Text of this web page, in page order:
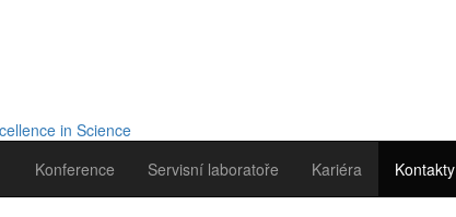
Konference Servisní laboratoře Kariéra Kontakty